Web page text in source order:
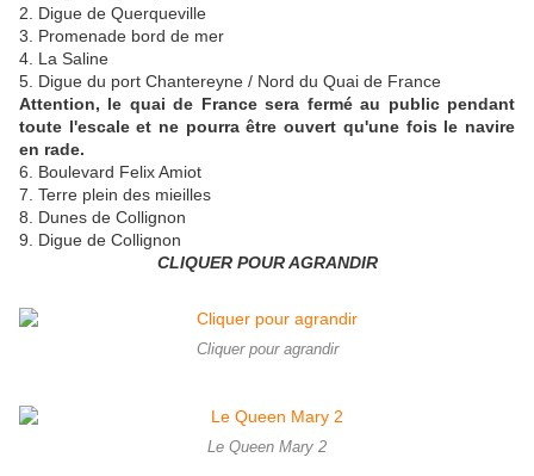
2. Digue de Querqueville
3. Promenade bord de mer
4. La Saline
5. Digue du port Chantereyne / Nord du Quai de France
Attention, le quai de France sera fermé au public pendant
toute l'escale et ne pourra être ouvert qu'une fois le navire
en rade.
​6. Boulevard Felix Amiot
7. Terre plein des mieilles
8. Dunes de Collignon
9. Digue de Collignon
CLIQUER POUR AGRANDIR
Cliquer pour agrandir
Le Queen Mary 2